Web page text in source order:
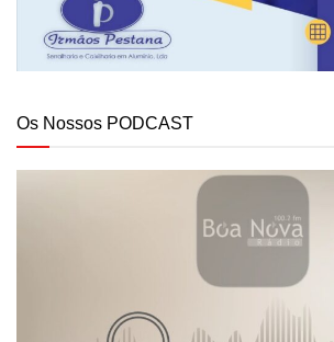
Os Nossos PODCAST